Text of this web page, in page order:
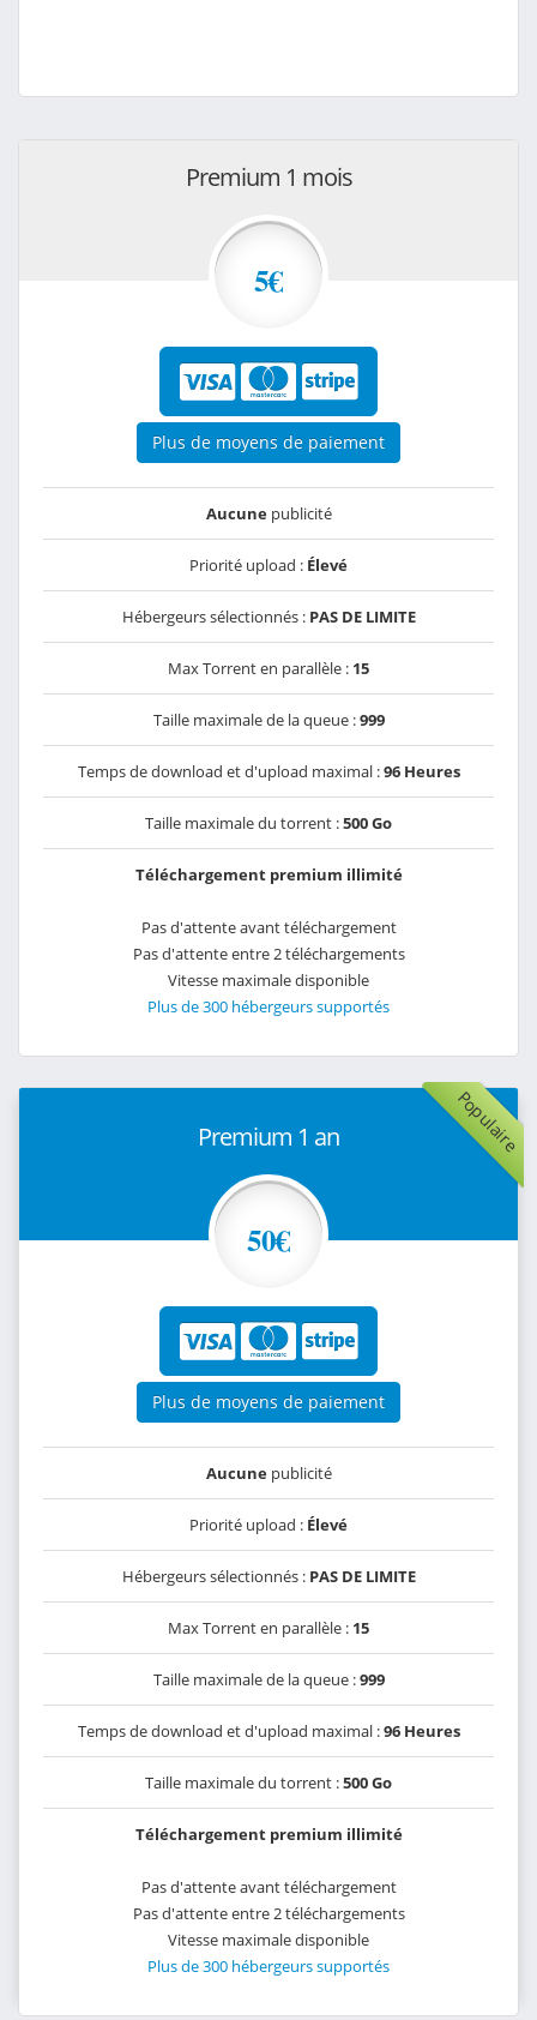
Premium 1 mois
5€
Plus de moyens de paiement
Aucunepublicité
Priorité upload : Élevé
Hébergeurs sélectionnés : PAS DE LIMITE
Max Torrent en parallèle : 15
Taille maximale de la queue :999
Temps de download et d'upload maximal :96 Heures
Taille maximale du torrent :500 Go
Téléchargement premium illimité
Pas d'attente avant téléchargement
Pas d'attente entre 2 téléchargements
Vitesse maximale disponible
Plus de 300 hébergeurs supportés
Populaire
Premium 1 an
50€
Plus de moyens de paiement
Aucunepublicité
Priorité upload : Élevé
Hébergeurs sélectionnés : PAS DE LIMITE
Max Torrent en parallèle : 15
Taille maximale de la queue :999
Temps de download et d'upload maximal :96 Heures
Taille maximale du torrent :500 Go
Téléchargement premium illimité
Pas d'attente avant téléchargement
Pas d'attente entre 2 téléchargements
Vitesse maximale disponible
Plus de 300 hébergeurs supportés